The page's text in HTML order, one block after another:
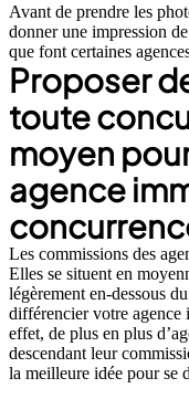
Avant de prendre les
donner une impression
que font certaines
Proposer
toute
moyen
agence
Les commissions des
Elles se situent en
légèrement en-dessous
différencier votre agence
effet, de plus en plus
descendant leur
la meilleure idée pour se